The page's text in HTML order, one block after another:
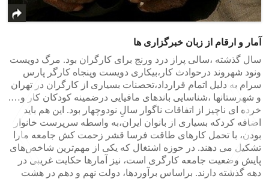
آمار و ارقام از زبان خبرگزاری ها
سال گذشته ،سالی پراز درد ورنج برای کارگران بود. مرگ دویست
ونود شهروند درحوادث کار،بیکاری دویست وپنجاه کارگر پارس
سرام به دلیل اتمام قرارداد،تحصنات بسیاری از کارگران در تهران
و شهرستانها ،شناسایی باندهای مافیایی درضمینه کودکان کار و….
خرده ای ناچیز از اتفاقات ناگوار سالِ نودوچهار بود. این هم باید
اضافه کردکه بسیاری از بانوان ایران،به واسطه سرپرست خانوار
بودن، با تحمل کارهای طاقت فرسا قشر زحمت کش جامعه مارا
تشکیل می دهند. در حوزه اشتغال که یکی از مهم‌ترین شاخص‌های
پایش وضعیت جامعه کارگری است، نیز آمارها حکایت غریبی در
دهه گذشته دارند. براساس برآوردها، دولت نهم و دهم در هشت